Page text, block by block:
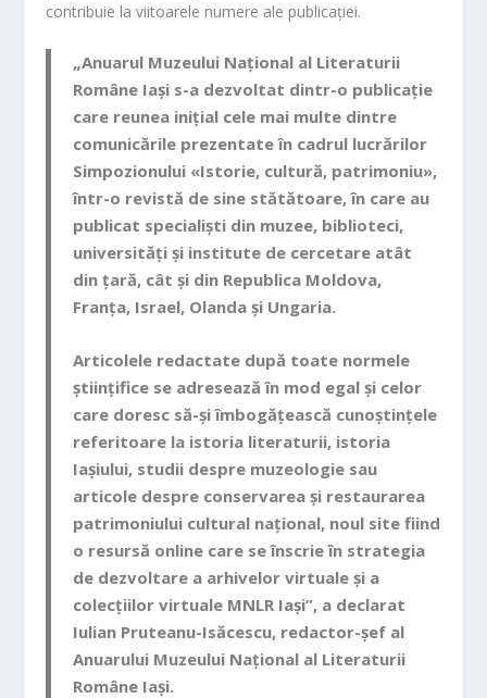
contribuie la viitoarele numere ale publicației.
„Anuarul Muzeului Național al Literaturii
Române Iași s-a dezvoltat dintr-o publicație
care reunea inițial cele mai multe dintre
comunicările prezentate în cadrul lucrărilor
Simpozionului «Istorie, cultură, patrimoniu»,
într-o revistă de sine stătătoare, în care au
publicat specialiști din muzee, biblioteci,
universități și institute de cercetare atât
din țară, cât și din Republica Moldova,
Franța, Israel, Olanda și Ungaria.
Articolele redactate după toate normele
științifice se adresează în mod egal și celor
care doresc să-șiîmbogățească cunoștințele
referitoare la istoria literaturii, istoria
Iașiului, studii despre muzeologie sau
articole despre conservarea și restaurarea
patrimoniului cultural național, noul site fiind
o resursă online care se înscrie în strategia
de dezvoltare a arhivelor virtuale și a
colecțiilor virtuale MNLR Iași”, a declarat
Iulian Pruteanu-Isăcescu, redactor-șef al
Anuarului Muzeului Național al Literaturii
Române Iași.